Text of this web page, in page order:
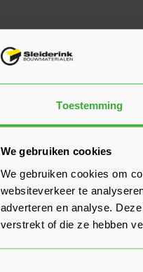
Toestemming
We gebruiken cookies
We gebruiken cookies om
websiteverkeer te
adverteren en analyse.
verstrekt of die ze hebben